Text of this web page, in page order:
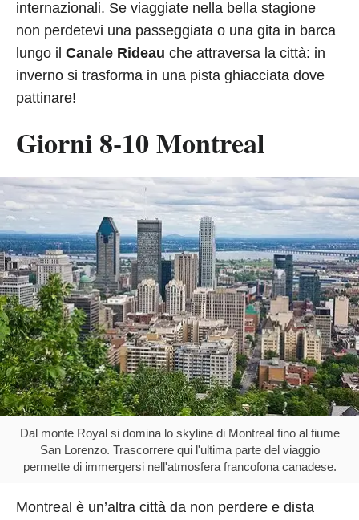
internazionali. Se viaggiate nella bella stagione
non perdetevi una passeggiata o una gita in barca
lungo il Canale Rideau che attraversa la città: in
inverno si trasforma in una pista ghiacciata dove
pattinare!
Giorni 8-10 Montreal
Dal monte Royal si domina lo skyline di Montreal fino al fiume
San Lorenzo. Trascorrere qui l'ultima parte del viaggio
permette di immergersi nell'atmosfera francofona canadese.
Montreal è un’altra città da non perdere e dista